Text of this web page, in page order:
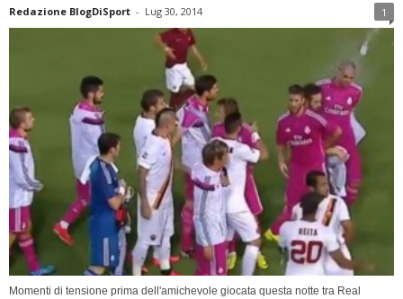
Redazione BlogDiSport - Lug 30, 2014 1
Momenti di tensione prima dell'amichevole giocata questa notte tra Real